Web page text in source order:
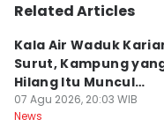
Related Articles
Kala Air Waduk
Surut, Kampung
Hilang Itu Muncul
Kembali
07 Agu 2026, 20:03 WIB
News